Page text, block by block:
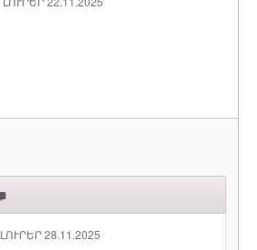
ԼՈՒՐԵՐ 28.11.2025